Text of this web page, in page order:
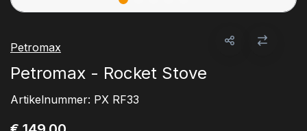
Petromax
Petromax - Rocket Stove
Artikelnummer: PX RF33